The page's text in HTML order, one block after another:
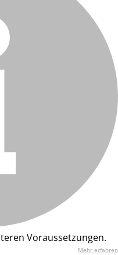
Voraussetzungen.
Mehr erfahren